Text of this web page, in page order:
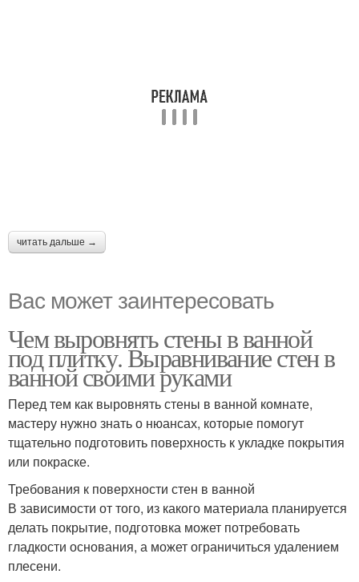
читать дальше →
Вас может заинтересовать
Чем выровнять стены в ванной
под плитку. Выравнивание стен в
ванной своими руками
Перед тем как выровнять стены в ванной комнате,
мастеру нужно знать о нюансах, которые помогут
тщательно подготовить поверхность к укладке покрытия
или покраске.
Требования к поверхности стен в ванной
В зависимости от того, из какого материала планируется
делать покрытие, подготовка может потребовать
гладкости основания, а может ограничиться удалением
плесени.